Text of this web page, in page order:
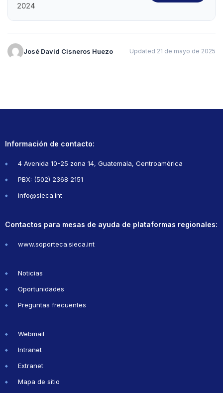
2024
José David Cisneros Huezo Updated 21 de mayo de 2025
Información de contacto:
4 Avenida 10-25 zona 14, Guatemala, Centroamérica
PBX: (502) 2368 2151
info@sieca.int
Contactos para mesas de ayuda de plataformas regionales:
www.soporteca.sieca.int
Noticias
Oportunidades
Preguntas frecuentes
Webmail
Intranet
Extranet
Mapa de sitio